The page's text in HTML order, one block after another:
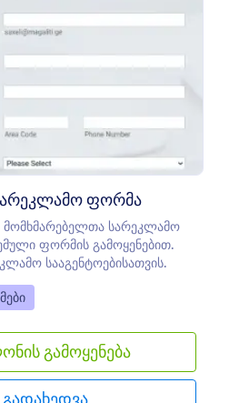
ფორმა
მომხმარებელთა სარეკლამო
ფორმის გამოყენებით.
სააგენტოებისათვის.
გამოყენება